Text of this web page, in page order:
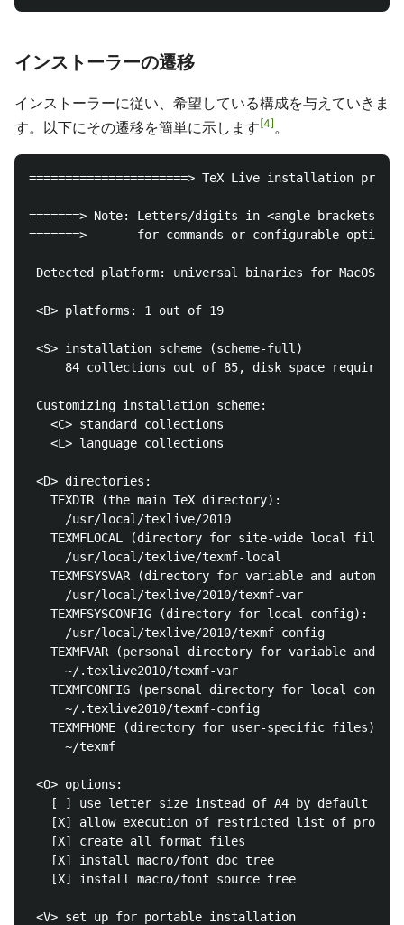
インストーラーの遷移
インストーラーに従い、希望している構成を与えていきま
す。以下にその遷移を簡単に示します 4 。
======================> TeX Live installation
=======> Note: Letters/digits in <angle brackets>
=======>       for commands or configurable
Detected platform: universal binaries for MacOSX/
<B> platforms: 1 out of 19
<S> installation scheme (scheme-full)
84 collections out of 85, disk space required:
Customizing installation scheme:
   <C> standard collections
   <L> language collections
<D> directories:
   TEXDIR (the main TeX directory):
     /usr/local/texlive/2010
   TEXMFLOCAL (directory for site-wide local files):
     /usr/local/texlive/texmf-local
TEXMFSYSVAR (directory for variable and
     /usr/local/texlive/2010/texmf-var
   TEXMFSYSCONFIG (directory for local config):
     /usr/local/texlive/2010/texmf-config
TEXMFVAR (personal directory for variable and
     ~/.texlive2010/texmf-var
TEXMFCONFIG (personal directory for local
     ~/.texlive2010/texmf-config
   TEXMFHOME (directory for user-specific files):
     ~/texmf
<O> options:
   [ ] use letter size instead of A4 by default
[X] allow execution of restricted list of
   [X] create all format files
   [X] install macro/font doc tree
   [X] install macro/font source tree
<V> set up for portable installation